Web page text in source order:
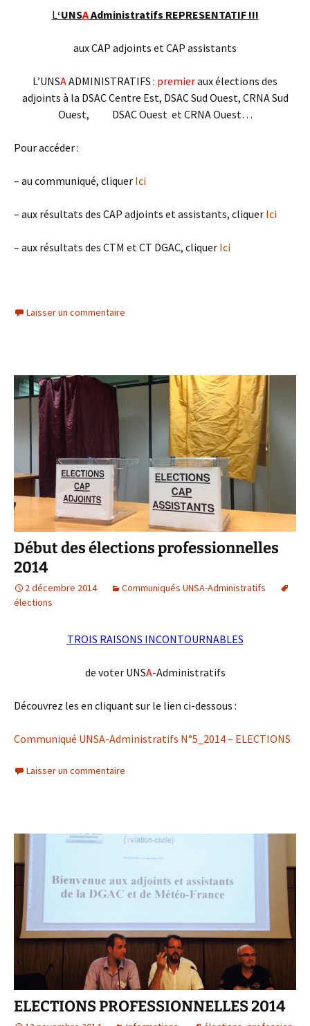
L‘UNSAAdministratifs REPRESENTATIF !!!
aux CAP adjoints et CAP assistants
L’UNSAADMINISTRATIFS : premieraux élections des
adjoints à la DSAC Centre Est, DSAC Sud Ouest, CRNA Sud
Ouest, DSAC Ouest et CRNA Ouest…
Pour accéder :
– au communiqué, cliquer Ici
– aux résultats des CAP adjoints et assistants, cliquer Ici
– aux résultats des CTM et CT DGAC, cliquer Ici
Laisser un commentaire
Début des élections professionnelles
2014
2 décembre 2014
Communiqués UNSA-Administratifs
élections
TROIS RAISONS INCONTOURNABLES
de voter UNSA-Administratifs
Découvrez les en cliquant sur le lien ci-dessous :
Communiqué UNSA-Administratifs N°5_2014 – ELECTIONS
Laisser un commentaire
ELECTIONS PROFESSIONNELLES 2014